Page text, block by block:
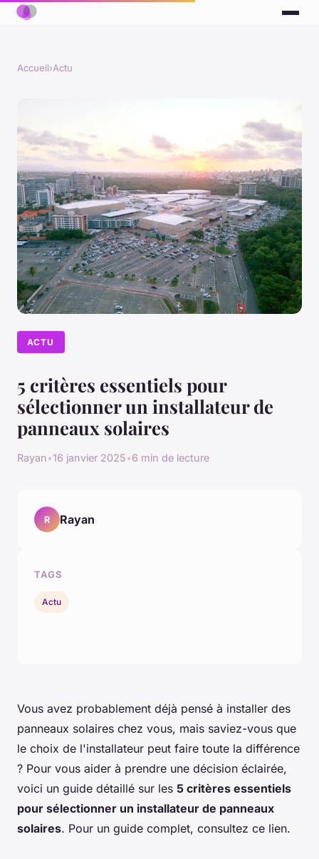
Accueil›Actu
ACTU
5 critères essentiels pour
sélectionner un installateur de
panneaux solaires
Rayan•16 janvier 2025•6 min de lecture
Vous avez probablement déjà pensé à installer des
panneaux solaires chez vous, mais saviez-vous que
le choix de l'installateur peut faire toute la différence
? Pour vous aider à prendre une décision éclairée,
voici un guide détaillé sur les 5 critères essentiels
pour sélectionner un installateur de panneaux
solaires. Pour un guide complet, consultez ce lien.
R Rayan
TAGS
Actu